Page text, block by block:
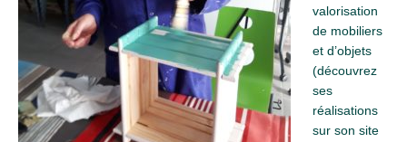
valorisation
de mobiliers
et d’objets
(découvrez
ses
réalisations
sur son site